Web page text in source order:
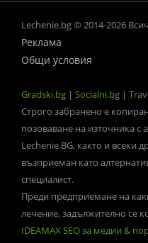
Lechenie.bg © 2014-2026
Реклама
Общи условия
Gradski.bg | Socialni.bg |
Строго забранено е
позоваване на източника с
Lechenie.BG, както и всеки
възприеман като
специалист.
Преди предприемане на
лечение, задължително се
IDEAMAX SEO за медии &